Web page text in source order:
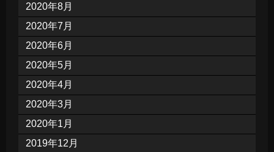
2020年8月
2020年7月
2020年6月
2020年5月
2020年4月
2020年3月
2020年1月
2019年12月